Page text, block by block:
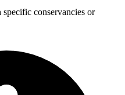
conservancies or